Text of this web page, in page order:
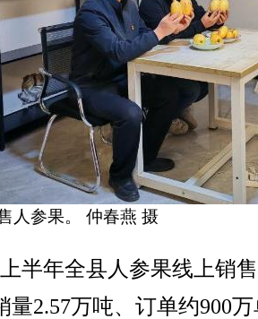
人参果。 仲春燕 摄
年全县人参果线上销
量2.57万吨、订单约900